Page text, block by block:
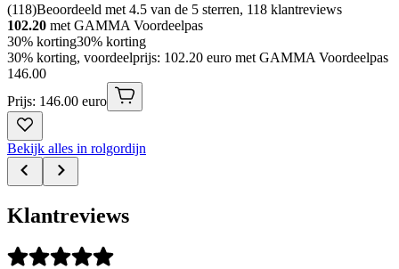
(118)Beoordeeld met 4.5 van de 5 sterren, 118 klantreviews
102.20 met GAMMA Voordeelpas
30% korting30% korting
30% korting, voordeelprijs: 102.20 euro met GAMMA Voordeelpas
146.00
Prijs: 146.00 euro
Bekijk alles in rolgordijn
Klantreviews